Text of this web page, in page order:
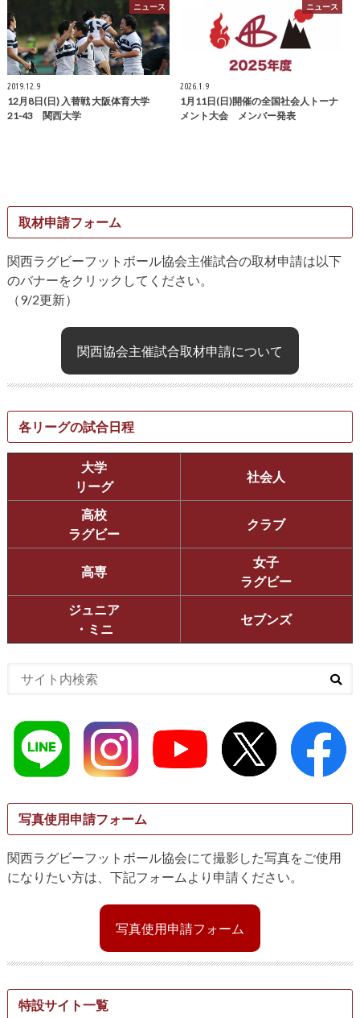
ニュース
2019.12.9
12月8日(日) 入替戦 大阪体育大学
21-43 関西大学
ニュース
2026.1.9
1月11日(日)開催の全国社会人トーナ
メント大会 メンバー発表
取材申請フォーム
関西ラグビーフットボール協会主催試合の取材申請は以下
のバナーをクリックしてください。
（9/2更新）
関西協会主催試合取材申請について
各リーグの試合日程
大学
リーグ
社会人
高校
ラグビー
クラブ
高専
女子
ラグビー
ジュニア
・ミニ
セブンズ
写真使用申請フォーム
関西ラグビーフットボール協会にて撮影した写真をご使用
になりたい方は、下記フォームより申請ください。
写真使用申請フォーム
特設サイト一覧